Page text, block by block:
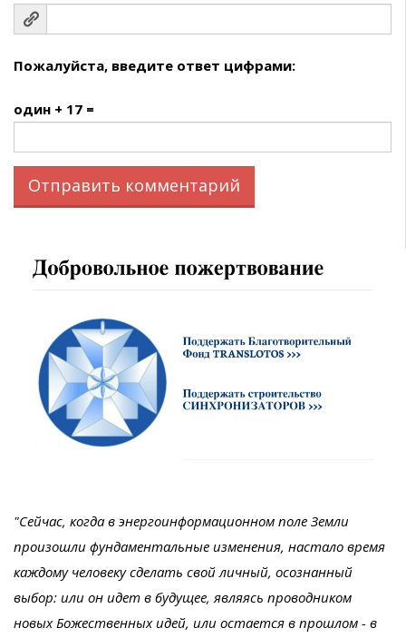
Пожалуйста, введите ответ цифрами:
один + 17 =
"Сейчас, когда в энергоинформационном поле Земли
произошли фундаментальные изменения, настало время
каждому человеку сделать свой личный, осознанный
выбор: или он идет в будущее, являясь проводником
новых Божественных идей, или остается в прошлом - в